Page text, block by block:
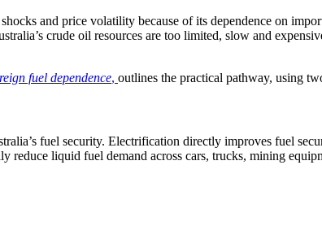
and price volatility because of its dependence on
crude oil resources are too limited, slow and
, ​​​​‌ ‍ ​‍​‍‌‍ ‌ ​‍‌‍‍‌‌‍‌ ‌‍‍‌‌‍ ‍​‍​‍​ ‍‍​‍​‍‌ ​ ‌‍​‌‌‍ ‍‌‍‍‌‌ ‌​‌ ‍‌​‍ ‍‌‍‍‌‌‍ ​‍​‍​‍ ​​‍​‍‌‍‍​‌ ​‍‌‍‌‌‌‍‌‍​‍​‍​ ‍‍​‍​‍‌‍‍​‌ ‌​‌ ‌​‌ ​​​ ‍‍​‍ ​‍ ‌‍ ​‌‍ ‌‍​ ‌‍​‌‌‍ ​‌‍‍​‌‍ ‌ ​ ‌ ‌​​ ‍‍​ ​ ​ ​ ​ ​ ​ ​ ​‍ ‌‍‍‌‌‍ ‍‌ ‌​‌‍‌‌‌‍ ‍‌ ‌​​‍ ‌‍‌‌‌‍‌​‌‍‍‌‌ ‌​​‍ ‌‍ ‌‌‍ ‌‍‌​‌‍‌‌​ ‌‌ ​​‌ ​‍‌‍‌‌‌ ​ ‌‍‌‌‌‍ ‍‌ ‌​‌‍​‌‌ ‌​‌‍‍‌‌‍ ‌‍ ‍​ ‍ ‌‍‍‌‌‍‌​​ ‌​ ​‌‌‍​ ​ ‍‌‌‍​‌​ ‌ ​ ‌‌​ ‌​​ ​‌​‍ ‌‌‍‌‌‌‍​ ‌‍‌‌​ ​‌​‍ ‌​ ‌​​ ‍‌‌‍‌‍‌‍‌‌​‍ ‌‌‍​‌‌‍‌‌​ ‌‌​ ‌ ​‍ ‌‌‍​ ​ ‌‍‌‍​ ​ ‍​‌‍‌​​ ‌‌​ ​‍​ ​ ​ ‍‌​ ​‌​ ​‌​ ​‌​ ‍ ‌ ‌​‌ ‍‌‌ ​​‌‍‌‌​ ‌‌‍ ‍‌‍‌‌‌ ‌ ‌ ​ ​ ‍ ‌ ​​‌‍​‌‌ ‌​‌‍‍​​ ‌‌‍​ ‌‍ ‌‍ ‍‌ ‌​‌‍‌‌‌‍ ‍‌ ‌​​‍‌‌​ ‌‌‌​​‍‌‌ ‌‍‍ ‌‍‌‌‌ ‍‌​‍‌‌​ ​ ‌​‌​​‍‌‌​ ​ ‌​‌​​‍‌‌​ ​‍​ ​‍‌‍​ ‌‍‌‍​ ‌‌‌‍​‌‌‍​ ‌‍‌‌‌‍‌‌​ ‌ ​ ‌ ‌‍‌​‌‍​ ​ ‌‌​‍‌‌​ ​‍​ ​‍​‍‌‌​ ‌‌‌​‌​​‍ ‍‌‍​ ‌‍‍​‌‍‍‌‌‍ ​‌‍‌​‌ ​‍‌‍‌‌‌‍ ‍​‍‌‌​ ‌‌‌​​‍‌‌ ‌‍‍ ‌‍‌‌‌ ‍‌​‍‌‌​ ​ ‌​‌​​‍‌‌​ ​ ‌​‌​​‍‌‌​ ​‍​ ​‍‌‍​‍‌‍​‍‌‍​‍​ ​​​ ‌​‌‍​‌​ ‍​​ ‌ ​ ‌ ‌‍‌‌​ ‌‌​ ​​​‍‌‌​ ​‍​ ​‍​‍‌‌​ ‌‌‌​‌​​‍ ‍‌ ‌​‌‍‌‌‌ ‍​‌ ‌​​ ‌‍​‍‌‍​‌‌ ​ ‌‍‌‌‌‌‌‌‌ ​‍‌‍ ​​ ‌‌‍‍​‌ ‌​‌ ‌​‌ ​​​‍‌‌​ ​ ‌​​‌​‍‌‌​ ​‍‌​‌‍​‍‌‌​ ​‍‌​‌‍‌‍ ​‌‍ ‌‍​ ‌‍​‌‌‍ ​‌‍‍​‌‍ ‌ ​ ‌ ‌​​‍‌‌​ ​ ‌​​‌​ ​ ​ ​ ​ ​ ​ ​ ​‍‌‍‌‍‍‌‌‍‌​​ ‌​ ​‌‌‍​ ​ ‍‌‌‍​‌​ ‌ ​ ‌‌​ ‌​​ ​‌​‍ ‌‌‍‌‌‌‍​ ‌‍‌‌​ ​‌​‍ ‌​ ‌​​ ‍‌‌‍‌‍‌‍‌‌​‍ ‌‌‍​‌‌‍‌‌​ ‌‌​ ‌ ​‍ ‌‌‍​ ​ ‌‍‌‍​ ​ ‍​‌‍‌​​ ‌‌​ ​‍​ ​ ​ ‍‌​ ​‌​ ​‌​ ​‌​‍‌‍‌ ‌​‌ ‍‌‌ ​​‌‍‌‌​ ‌‌‍ ‍‌‍‌‌‌ ‌ ‌ ​ ​‍‌‍‌ ​​‌‍​‌‌ ‌​‌‍‍​​ ‌‌‍​ ‌‍ ‌‍ ‍‌ ‌​‌‍‌‌‌‍ ‍‌ ‌​​‍‌‌​ ‌‌‌​​‍‌‌ ‌‍‍ ‌‍‌‌‌ ‍‌​‍‌‌​ ​ ‌​‌​​‍‌‌​ ​ ‌​‌​​‍‌‌​ ​‍​ ​‍‌‍​ ‌‍‌‍​ ‌‌‌‍​‌‌‍​ ‌‍‌‌‌‍‌‌​ ‌ ​ ‌ ‌‍‌​‌‍​ ​ ‌‌​‍‌‌​ ​‍​ ​‍​‍‌‌​ ‌‌‌​‌​​‍ ‍‌‍​ ‌‍‍​‌‍‍‌‌‍ ​‌‍‌​‌ ​‍‌‍‌‌‌‍ ‍​‍‌‌​ ‌‌‌​​‍‌‌ ‌‍‍ ‌‍‌‌‌ ‍‌​‍‌‌​ ​ ‌​‌​​‍‌‌​ ​ ‌​‌​​‍‌‌​ ​‍​ ​‍‌‍​‍‌‍​‍‌‍​‍​ ​​​ ‌​‌‍​‌​ ‍​​ ‌ ​ ‌ ‌‍‌‌​ ‌‌​ ​​​‍‌‌​ ​‍​ ​‍​‍‌‌​ ‌‌‌​‌​​‍ ‍‌ ‌​‌‍‌‌‌ ‍​‌ ‌​​‍‌‍‌ ​​‌‍‌‌‌ ​‍‌ ​ ‌ ​​‌‍‌‌‌‍​ ‌ ‌​‌‍‍‌‌ ‌‍‌‍‌‌​ ‌‌ ​​‌ ‌‌‌‍​‍‌‍ ​‌‍‍‌‌ ​ ‌‍‍​‌‍‌‌‌‍‌​​‍​‍‌ ‌ outlines the practical pathway, using two different levers, to achieve fuel security of almost 90% by 2040.​​​​‌
fuel security. Electrification directly improves fuel
reduce liquid fuel demand across cars, trucks, mining